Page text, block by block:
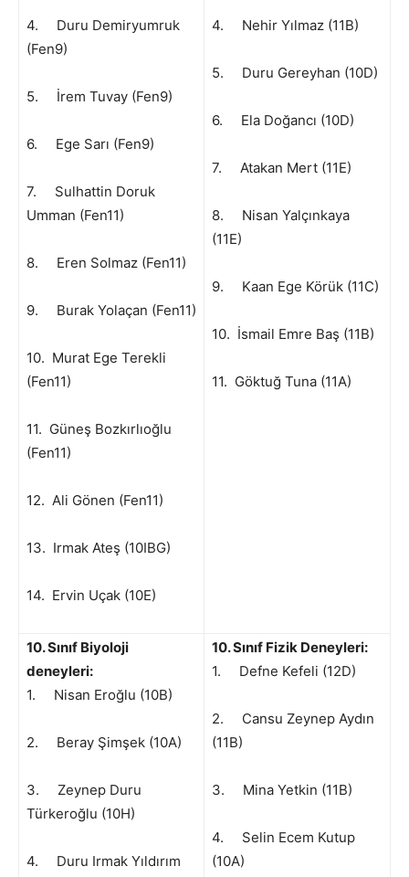
4. Duru Demiryumruk
(Fen9)
5. İrem Tuvay (Fen9)
6. Ege Sarı (Fen9)
7. Sulhattin Doruk
Umman (Fen11)
8. Eren Solmaz (Fen11)
9. Burak Yolaçan (Fen11)
10. Murat Ege Terekli
(Fen11)
11. Güneş Bozkırlıoğlu
(Fen11)
12. Ali Gönen (Fen11)
13. Irmak Ateş (10IBG)
14. Ervin Uçak (10E)
4. Nehir Yılmaz (11B)
5. Duru Gereyhan (10D)
6. Ela Doğancı (10D)
7. Atakan Mert (11E)
8. Nisan Yalçınkaya
(11E)
9. Kaan Ege Körük (11C)
10. İsmail Emre Baş (11B)
11. Göktuğ Tuna (11A)
10. Sınıf Biyoloji
deneyleri:
1. Nisan Eroğlu (10B)
2. Beray Şimşek (10A)
3. Zeynep Duru
Türkeroğlu (10H)
4. Duru Irmak Yıldırım
10. Sınıf Fizik Deneyleri:
1. Defne Kefeli (12D)
2. Cansu Zeynep Aydın
(11B)
3. Mina Yetkin (11B)
4. Selin Ecem Kutup
(10A)